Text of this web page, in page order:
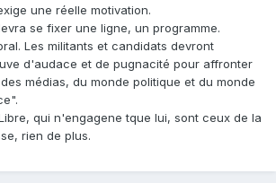
une réelle motivation.
se fixer une ligne, un programme.
Les militants et candidats devront
d'audace et de pugnacité pour affronter
médias, du monde politique et du monde
qui n'engagene tque lui, sont ceux de la
rien de plus.